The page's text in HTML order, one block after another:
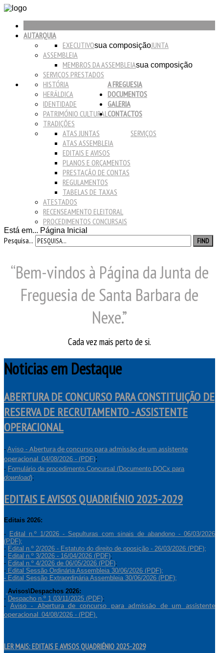
AUTARQUIA
JUNTA
EXECUTIVOsua composição
ASSEMBLEIA
MEMBROS DA ASSEMBLEIAsua composição
SERVIÇOS PRESTADOS
A FREGUESIA
HISTÓRIA
HERÁLDICA
IDENTIDADE
PATRIMÓNIO CULTURAL
TRADIÇÕES
DOCUMENTOS
SERVIÇOS
ATAS JUNTAS
ATAS ASSEMBLEIA
EDITAIS E AVISOS
PLANOS E ORÇAMENTOS
PRESTAÇÃO DE CONTAS
REGULAMENTOS
TABELAS DE TAXAS
ATESTADOS
RECENSEAMENTO ELEITORAL
PROCEDIMENTOS CONCURSAIS
GALERIA
CONTACTOS
Está em... Página Inicial
Pesquisa... FIND
“Bem-vindos à Página da Junta de
Freguesia de Santa Barbara de
Nexe.”
Cada vez mais perto de si.
Noticias em Destaque
ABERTURA DE CONCURSO PARA CONSTITUIÇÃO DE
RESERVA DE RECRUTAMENTO - ASSISTENTE
OPERACIONAL
- Aviso - Abertura de concurso para admissão de um assistente
operacional
04/08/2026 - (PDF);
- Fomulário de procedimento Concursal (Documento DOCx para
download);
EDITAIS E AVISOS QUADRIÉNIO 2025-2029
Editais 2026:
- Edital n.º 1/2026 - Sepulturas com sinais de abandono - 06/03/2026
(PDF);
- Edital n.º 2/2026 - Estatuto do direito de oposição - 26/03/2026 (PDF);
- Edital n.º 3/2026 - 16/04/2026 (PDF);
- Edital n.º 4/2026 de 06/05/2026 (PDF);
- Edital Sessão Ordinária Assembleia 30/06/2026 (PDF);
- Edital Sessão Extraordinária Assembleia 30/06/2026 (PDF);
Avisos\Despachos 2026:
- Despacho n.º 1 03/11/2025 (PDF);
- Aviso - Abertura de concurso para admissão de um assistente
operacional 04/08/2026 - (PDF).
LER MAIS: EDITAIS E AVISOS QUADRIÉNIO 2025-2029